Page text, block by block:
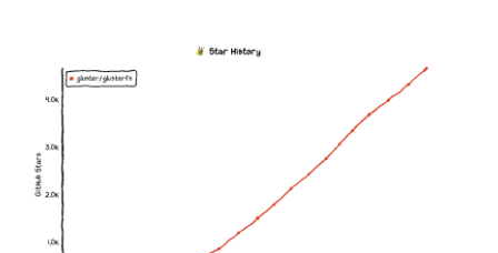
藏